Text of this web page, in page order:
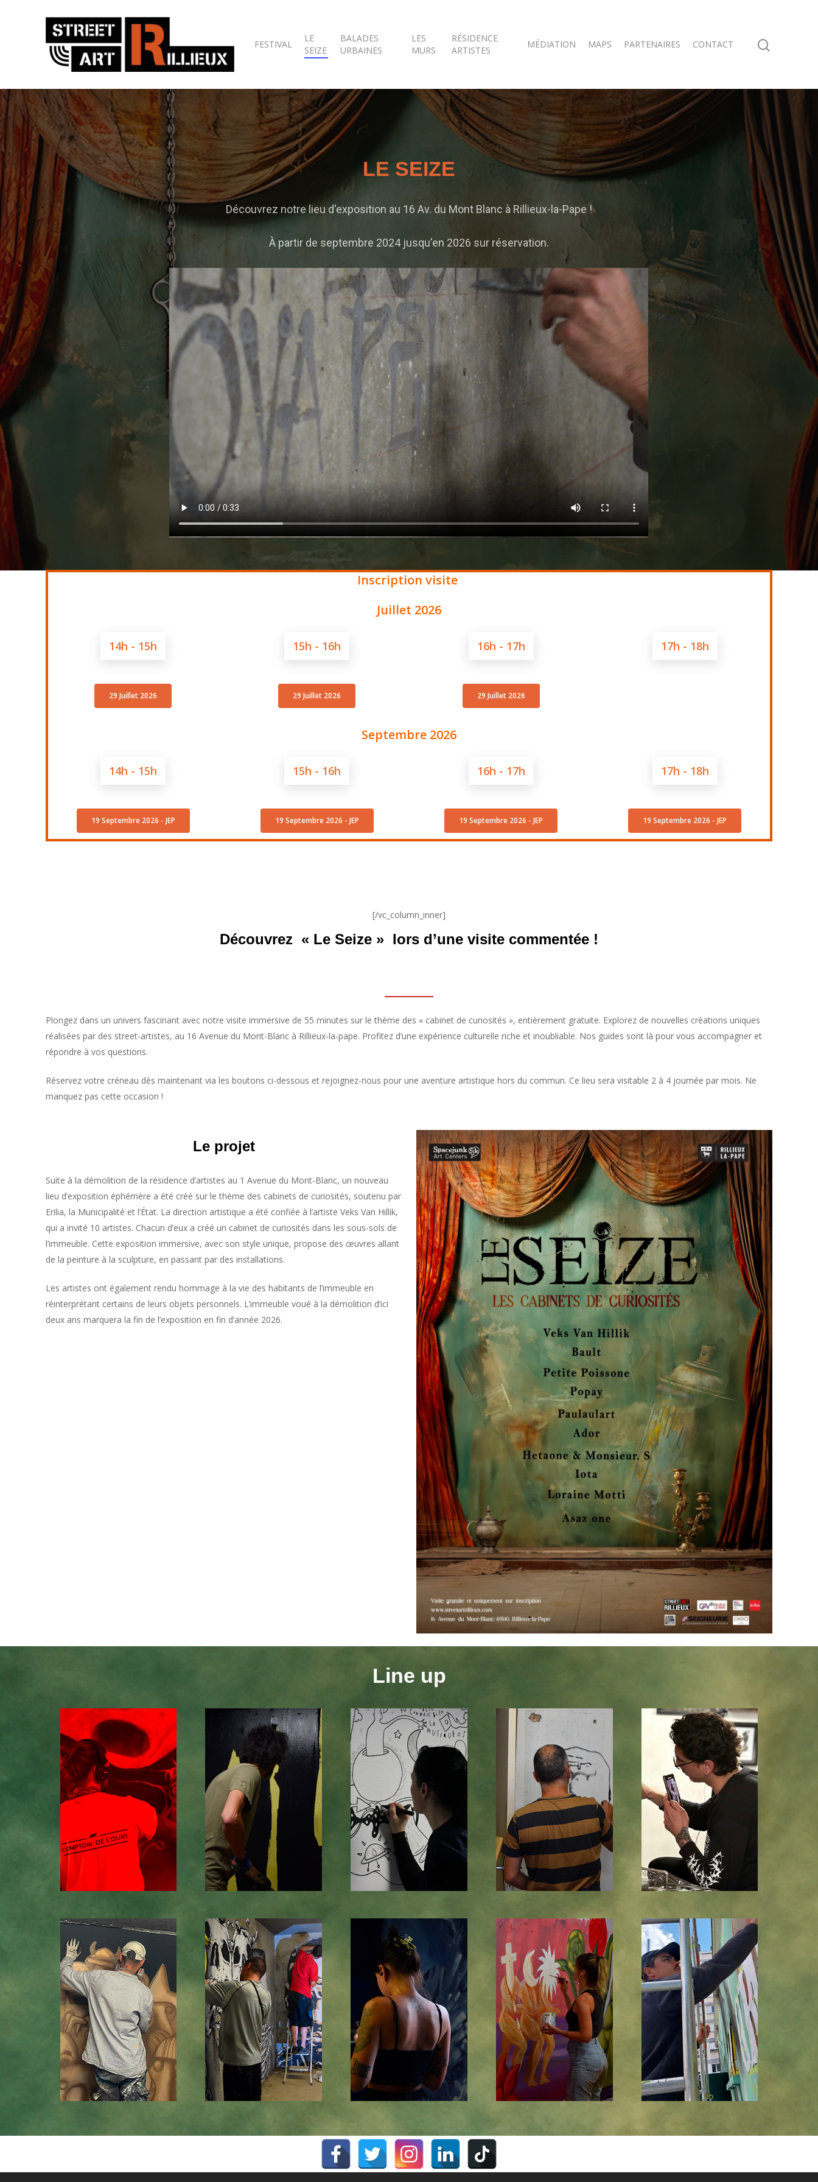
FESTIVAL
LE
SEIZE
BALADES
URBAINES
LES
MURS
RÉSIDENCE
ARTISTES
MÉDIATION MAPS PARTENAIRES CONTACT
LE SEIZE
Découvrez notre lieu d'exposition au 16 Av. du Mont Blanc à Rillieux-la-Pape !
À partir de septembre 2024 jusqu'en 2026 sur réservation.
Inscription visite
Juillet 2026
14h - 15h 15h - 16h 16h - 17h 17h - 18h
29 Juillet 2026 29 Juillet 2026 29 Juillet 2026
Septembre 2026
14h - 15h 15h - 16h 16h - 17h 17h - 18h
19 Septembre 2026 - JEP 19 Septembre 2026 - JEP 19 Septembre 2026 - JEP 19 Septembre 2026 - JEP
[/vc_column_inner]
Découvrez « Le Seize » lors d’une visite commentée !
Plongez dans un univers fascinant avec notre visite immersive de 55 minutes sur le thème des « cabinet de curiosités », entièrement gratuite. Explorez de nouvelles créations uniques
réalisées par des street-artistes, au 16 Avenue du Mont-Blanc à Rillieux-la-pape. Profitez d’une expérience culturelle riche et inoubliable. Nos guides sont là pour vous accompagner et
répondre à vos questions.
Réservez votre créneau dès maintenant via les boutons ci-dessous et rejoignez-nous pour une aventure artistique hors du commun. Ce lieu sera visitable 2 à 4 journée par mois. Ne
manquez pas cette occasion !
Le projet
Suite à la démolition de la résidence d’artistes au 1 Avenue du Mont-Blanc, un nouveau
lieu d’exposition éphémère a été créé sur le thème des cabinets de curiosités, soutenu par
Erilia, la Municipalité et l’État. La direction artistique a été confiée à l’artiste Veks Van Hillik,
qui a invité 10 artistes. Chacun d’eux a créé un cabinet de curiosités dans les sous-sols de
l’immeuble. Cette exposition immersive, avec son style unique, propose des œuvres allant
de la peinture à la sculpture, en passant par des installations.
Les artistes ont également rendu hommage à la vie des habitants de l’immeuble en
réinterprétant certains de leurs objets personnels. L’immeuble voué à la démolition d’ici
deux ans marquera la fin de l’exposition en fin d’année 2026.
Line up